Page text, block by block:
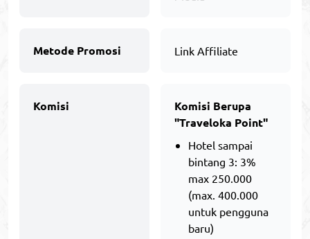
Metode Promosi Link Affiliate
Komisi
Komisi Berupa
"Traveloka Point"
Hotel sampai
bintang 3: 3%
max 250.000
(max. 400.000
untuk pengguna
baru)